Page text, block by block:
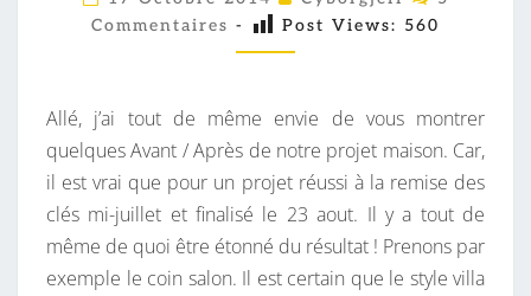
T
A
P
R
È
S
O
M
A
I
E
Commentaires - Post Views: 560
Allé, j’ai tout de même envie de vous montrer
quelques Avant / Après de notre projet maison. Car,
il est vrai que pour un projet réussi à la remise des
clés mi-juillet et finalisé le 23 aout. Il y a tout de
même de quoi être étonné du résultat ! Prenons par
exemple le coin salon. Il est certain que le style villa